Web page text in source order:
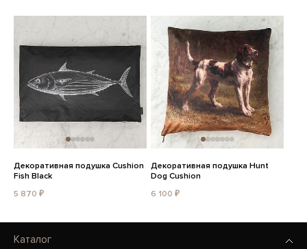
Декоративная подушка Cushion
Fish Black
5 870 ₽
Декоративная подушка Hunt
Dog Cushion
6 100 ₽
Каталог